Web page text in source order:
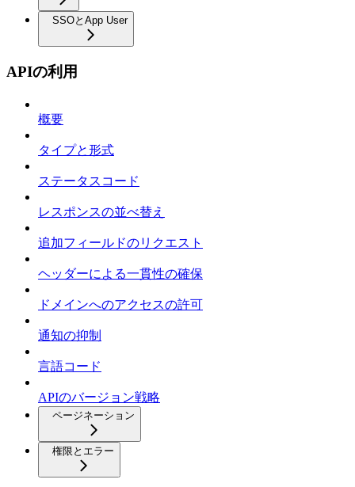
SSOとApp User
APIの利用
概要
タイプと形式
ステータスコード
レスポンスの並べ替え
追加フィールドのリクエスト
ヘッダーによる一貫性の確保
ドメインへのアクセスの許可
通知の抑制
言語コード
APIのバージョン戦略
ページネーション
権限とエラー